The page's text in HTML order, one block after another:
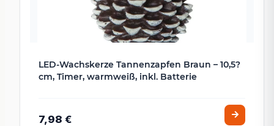
LED-Wachskerze Tannenzapfen Braun – 10,5?
cm, Timer, warmweiß, inkl. Batterie
7,98 €